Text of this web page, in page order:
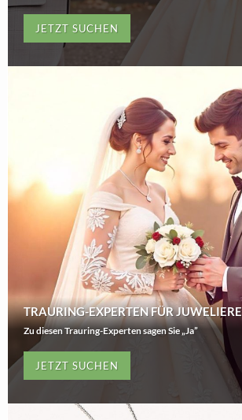
JETZT SUCHEN
TRAURING-EXPERTEN FÜR JUWELIERE
Zu diesen Trauring-Experten sagen Sie „Ja”
JETZT SUCHEN